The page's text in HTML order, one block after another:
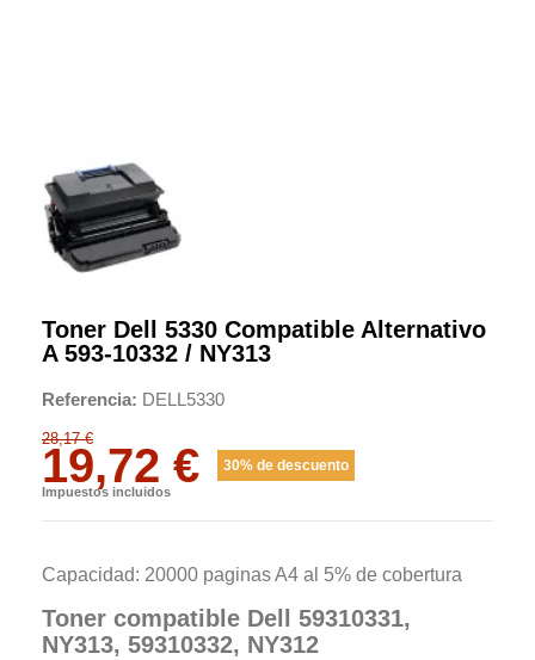
Toner Dell 5330 Compatible Alternativo
A 593-10332 / NY313
Referencia DELL5330
28,17 €
19,72 € 30% de descuento
Impuestos incluidos
Capacidad: 20000 paginas A4 al 5% de cobertura
Toner compatible Dell 59310331,
NY313, 59310332, NY312